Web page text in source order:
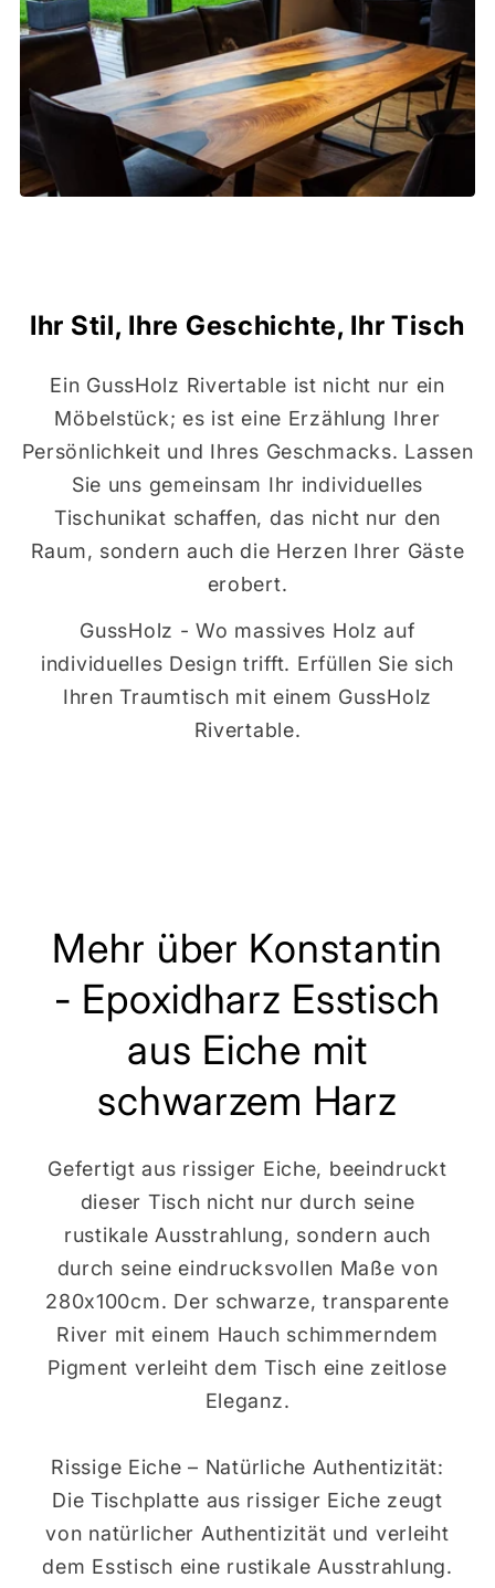
Ihr Stil, Ihre Geschichte, Ihr Tisch
Ein GussHolz Rivertable ist nicht nur ein
Möbelstück; es ist eine Erzählung Ihrer
Persönlichkeit und Ihres Geschmacks. Lassen
Sie uns gemeinsam Ihr individuelles
Tischunikat schaffen, das nicht nur den
Raum, sondern auch die Herzen Ihrer Gäste
erobert.
GussHolz - Wo massives Holz auf
individuelles Design trifft. Erfüllen Sie sich
Ihren Traumtisch mit einem GussHolz
Rivertable.
Mehr über Konstantin
- Epoxidharz Esstisch
aus Eiche mit
schwarzem Harz
Gefertigt aus rissiger Eiche, beeindruckt
dieser Tisch nicht nur durch seine
rustikale Ausstrahlung, sondern auch
durch seine eindrucksvollen Maße von
280x100cm. Der schwarze, transparente
River mit einem Hauch schimmerndem
Pigment verleiht dem Tisch eine zeitlose
Eleganz.
Rissige Eiche – Natürliche Authentizität:
Die Tischplatte aus rissiger Eiche zeugt
von natürlicher Authentizität und verleiht
dem Esstisch eine rustikale Ausstrahlung.